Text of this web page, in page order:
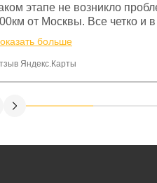
этапе не возникло
от Москвы. Все четко и
всегда был 0, при
были на связи и в
что это говорит о
больше
Яндекс.Карты